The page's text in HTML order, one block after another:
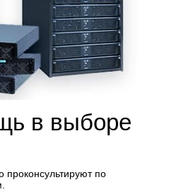
в выборе
по